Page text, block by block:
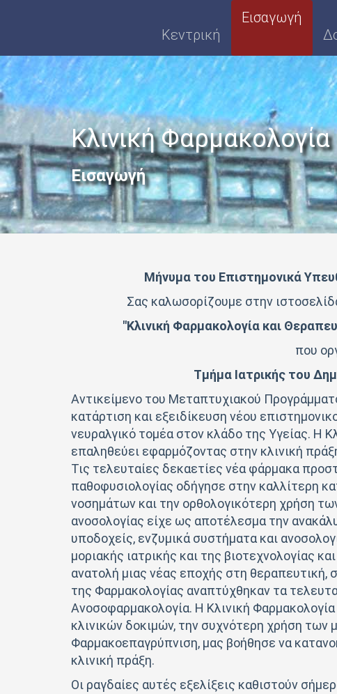
Κεντρική
Εισαγωγή
Κλινική
Εισαγωγή
Μήνυμα του Επιστημονικά
Σας καλωσορίζουμε στην
"Κλινική Φαρμακολογία και
που
Τμήμα Ιατρικής του
Αντικείμενο του Μεταπτυχιακού
κατάρτιση και εξειδίκευση νέου
νευραλγικό τομέα στον κλάδο της Υγείας. Η
επαληθεύει εφαρμόζοντας στην κλινική
Τις τελευταίες δεκαετίες νέα φάρμακα
παθοφυσιολογίας οδήγησε στην καλλίτερη
νοσημάτων και την ορθολογικότερη χρήση
ανοσολογίας είχε ως αποτέλεσμα την
υποδοχείς, ενζυμικά συστήματα και
μοριακής ιατρικής και της βιοτεχνολογίας
ανατολή μιας νέας εποχής στη θεραπευτική,
της Φαρμακολογίας αναπτύχθηκαν τα
Ανοσοφαρμακολογία. Η Κλινική
κλινικών δοκιμών, την συχνότερη χρήση των
Φαρμακοεπαγρύπνιση, μας βοήθησε να
κλινική πράξη.
Οι ραγδαίες αυτές εξελίξεις καθιστούν